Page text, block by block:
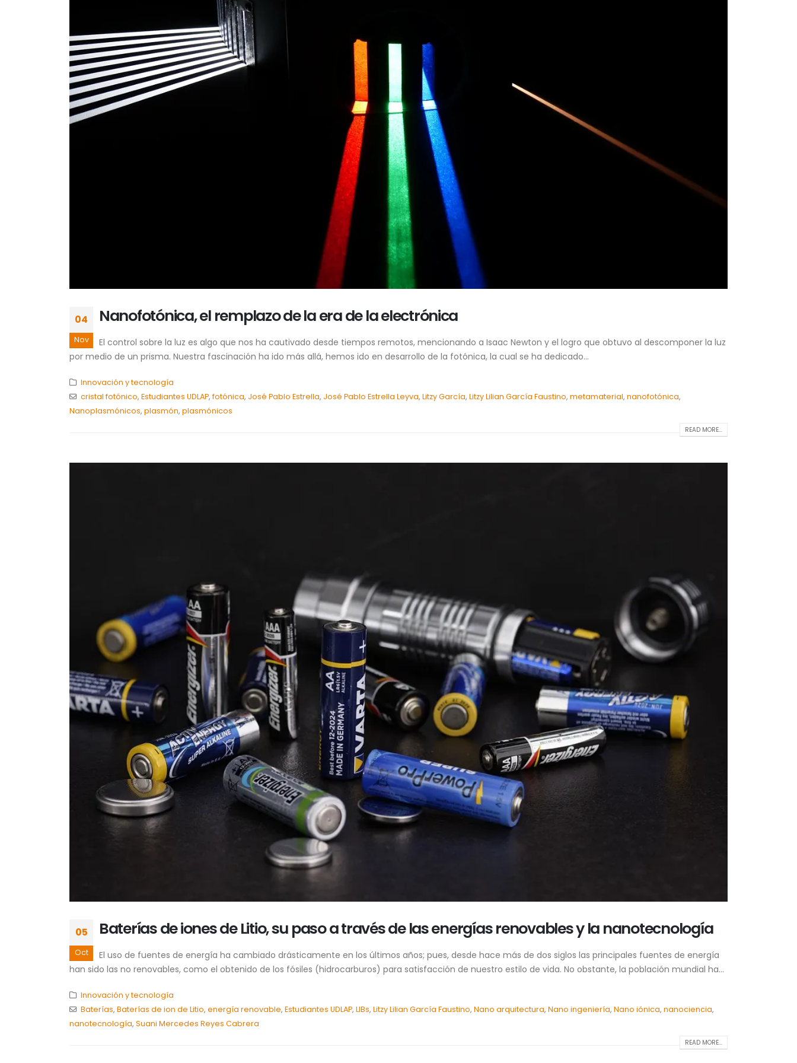
04
Nov
Nanofotónica, el remplazo de la era de la electrónica
El control sobre la luz es algo que nos ha cautivado desde tiempos remotos, mencionando a Isaac Newton y el logro que obtuvo al descomponer la luz
por medio de un prisma. Nuestra fascinación ha ido más allá, hemos ido en desarrollo de la fotónica, la cual se ha dedicado...
Innovación y tecnología
cristal fotónico, Estudiantes UDLAP, fotónica, José Pablo Estrella, José Pablo Estrella Leyva, Litzy García, Litzy Lilian García Faustino, metamaterial, nanofotónica,
Nanoplasmónicos, plasmón, plasmónicos
READ MORE...
05
Oct
Baterías de iones de Litio, su paso a través de las energías renovables y la nanotecnología
El uso de fuentes de energía ha cambiado drásticamente en los últimos años; pues, desde hace más de dos siglos las principales fuentes de energía
han sido las no renovables, como el obtenido de los fósiles (hidrocarburos) para satisfacción de nuestro estilo de vida. No obstante, la población mundial ha...
Innovación y tecnología
Baterías, Baterías de ion de Litio, energía renovable, Estudiantes UDLAP, LIBs, Litzy Lilian García Faustino, Nano arquitectura, Nano ingeniería, Nano iónica, nanociencia,
nanotecnología, Suani Mercedes Reyes Cabrera
READ MORE...